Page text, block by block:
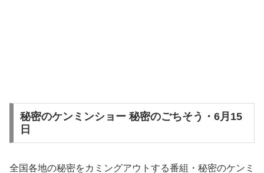
秘密のケンミンショー 秘密のごちそう・6月15
日
全国各地の秘密をカミングアウトする番組・秘密のケンミ